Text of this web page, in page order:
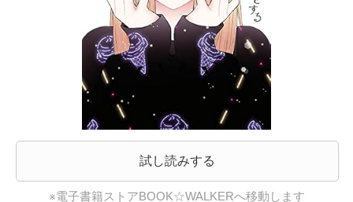
試し読みする
※電子書籍ストアBOOK☆WALKERへ移動します